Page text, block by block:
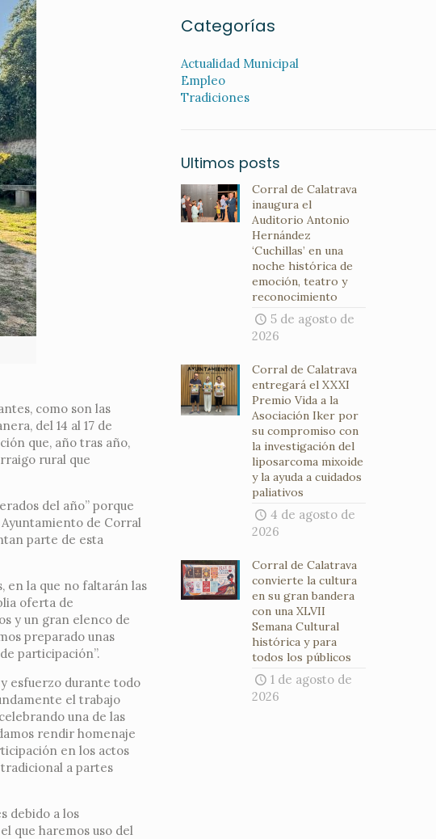
como son las
del 14 al 17 de
que, año tras año,
rural que
del año” porque
de Corral
parte de esta
en la que no faltarán las
oferta de
y un gran elenco de
preparado unas
participación”.
esfuerzo durante todo
el trabajo
una de las
rendir homenaje
en los actos
a partes
debido a los
que haremos uso del
Categorías
Actualidad Municipal
Empleo
Tradiciones
Ultimos posts
Corral de Calatrava
inaugura el
Auditorio Antonio
Hernández
‘Cuchillas’ en una
noche histórica de
emoción, teatro y
reconocimiento
5 de agosto de
2026
Corral de Calatrava
entregará el XXXI
Premio Vida a la
Asociación Iker por
su compromiso con
la investigación del
liposarcoma mixoide
y la ayuda a cuidados
paliativos
4 de agosto de
2026
Corral de Calatrava
convierte la cultura
en su gran bandera
con una XLVII
Semana Cultural
histórica y para
todos los públicos
1 de agosto de
2026